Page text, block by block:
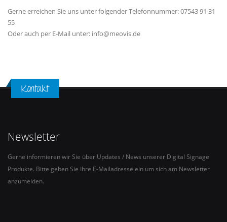
Gerne erreichen Sie uns unter folgender Telefonnummer: 07543 91 31
55
Oder auch per E-Mail unter: info@meovis.de
Kontakt
Newsletter
Gerne informieren wir Sie über Updates / News unserer Digital Signage
Produkte. Bitte geben Sie Ihre E-Mailadresse ein um sich am Newsletter
anzumelden.